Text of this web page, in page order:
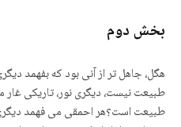
بخش دوم
هگل، جاهل تر از آنی بود که بفهمد
طبیعت نیست، دیگری نور، تاریکی غار
طبیعت است؟هر احمقی می فهمد